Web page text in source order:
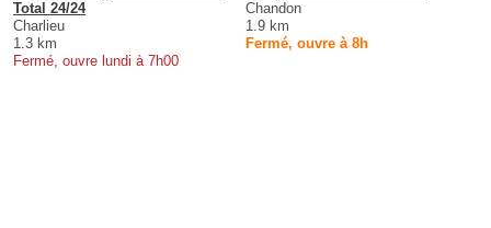
Total 24/24
Charlieu
1.3 km
Fermé, ouvre lundi à 7h00
Chandon
1.9 km
Fermé, ouvre à 8h